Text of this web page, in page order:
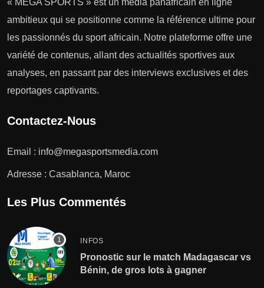
ambitieux qui se positionne comme la référence ultime pour
les passionnés du sport africain. Notre plateforme offre une
variété de contenus, allant des actualités sportives aux
analyses, en passant par des interviews exclusives et des
reportages captivants.
Contactez-Nous
Email : info@megasportsmedia.com
Adresse : Casablanca, Maroc
Les Plus Commentés
INFOS
Pronostic sur le match Madagascar vs
Bénin, de gros lots à gagner